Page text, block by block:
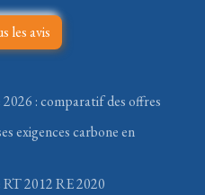
les avis
: comparatif des offres
exigences carbone en
2012 RE 2020